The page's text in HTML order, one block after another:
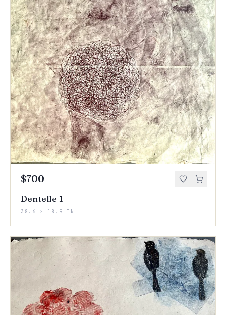
$700
Dentelle 1
38.6 × 18.9 IN